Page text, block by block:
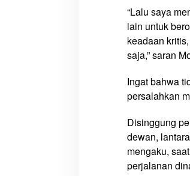
B
u
p
a
i
e
a
u
k
e
“Lalu saya
lain untuk
keadaan
saja,” saran
Ingat bahwa
persalahkan
Disinggung
dewan,
mengaku,
perjalanan